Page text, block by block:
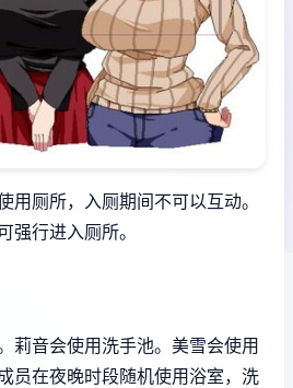
用厕所，入厕期间不可以互动。
强行进入厕所。
莉音会使用洗手池。 美雪会使用
员在夜晚时段随机使用浴室，洗